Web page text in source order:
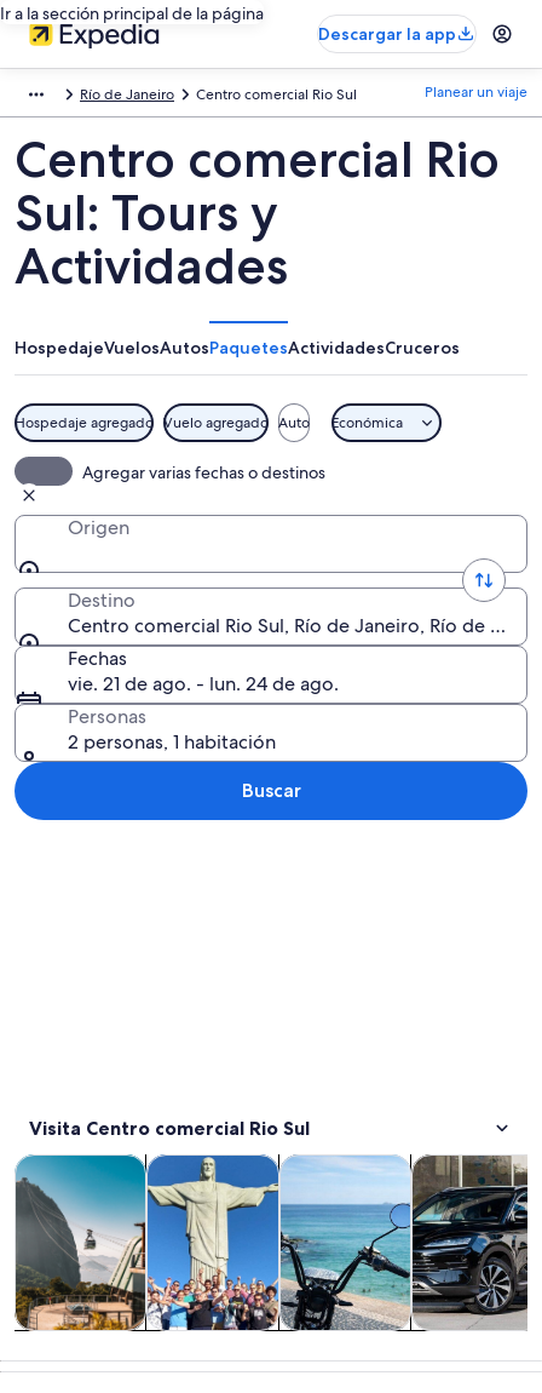
Ir a la sección principal de la página
Descargar la app
Río de Janeiro Centro comercial Rio Sul Planear un viaje
Centro comercial Rio
Sul: Tours y
Actividades
HospedajeVuelosAutosPaquetesActividadesCruceros
Hospedaje agregado Vuelo agregado Auto Económica
Agregar varias fechas o destinos
Origen
Destino
Centro comercial Rio Sul, Río de Janeiro, Río de
Fechas
vie. 21 de ago. - lun. 24 de ago.
Personas
2 personas, 1 habitación
Buscar
Visita Centro comercial Rio Sul
excursiones de
Tours y excursiones de un díaSe abrirá en una nueva pestaña
historia
Cultura e historiaSe abrirá en una nueva
actividades al
Aventura y actividades al aire
y
Tours